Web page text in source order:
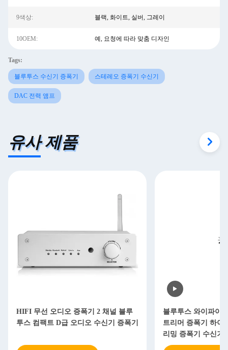
9색상: 블랙, 화이트, 실버, 그레이
10OEM: 예, 요청에 따라 맞춤 디자인
Tags:
블루투스 수신기 증폭기 스테레오 증폭기 수신기
DAC 전력 앰프
유사 제품
HIFI 무선 오디오 증폭기 2 채널 블루
투스 컴팩트 D급 오디오 수신기 증폭기
블루투스 와이파이
트리머 증폭기 하이
리밍 증폭기 수신기